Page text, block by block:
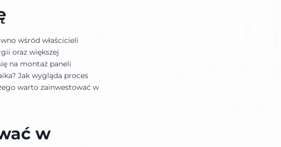
wśród właścicieli
oraz większej
na montaż paneli
Jak wygląda proces
warto zainwestować w
w